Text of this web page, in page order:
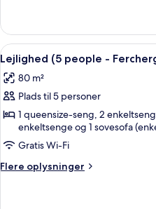
21/7)
(5
people
-
Ferchergasse
21/7)
Indlæs
alle
billeder
af
Lejlighed
people
-
20
Lejlighed (5 people -
80 m²
Plads til 5 personer
1 queensize-seng, 2
enkeltsenge og 1 sovesofa
Gratis Wi-Fi
Flere oplysninger
Flere